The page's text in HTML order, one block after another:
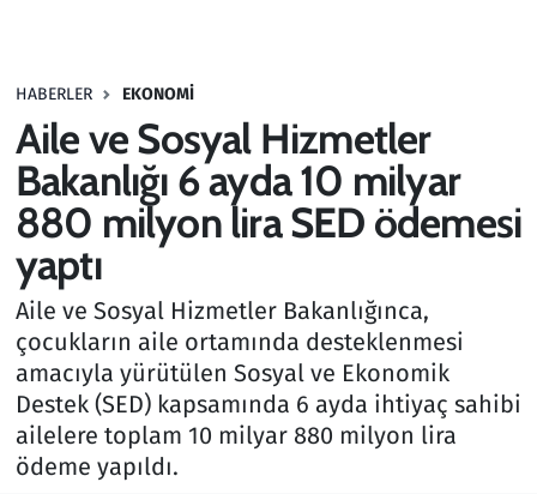
HABERLER EKONOMI
Aile ve Sosyal Hizmetler
Bakanlığı 6 ayda 10 milyar
880 milyon lira SED ödemesi
yaptı
Aile ve Sosyal Hizmetler Bakanlığınca,
çocukların aile ortamında desteklenmesi
amacıyla yürütülen Sosyal ve Ekonomik
Destek (SED) kapsamında 6 ayda ihtiyaç sahibi
ailelere toplam 10 milyar 880 milyon lira
ödeme yapıldı.
Haber
Kültür Sanat
Kurumsal Haberler
Lezzet Durağı
Memur ve Kamu
Otomobil
Oyun